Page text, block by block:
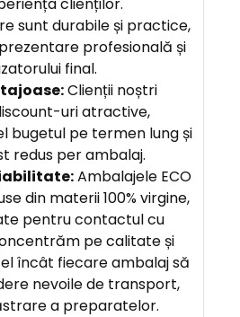
sunt durabile și practice,
profesională și
final.
Clienții noștri
uri atractive,
bugetul pe termen lung și
redus per ambalaj.
Ambalajele ECO
din materii 100% virgine,
pentru contactul cu
pe calitate și
încât fiecare ambalaj să
nevoile de transport,
a preparatelor.